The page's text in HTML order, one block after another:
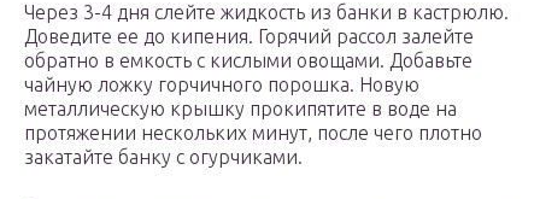
Через 3-4 дня слейте жидкость из банки в кастрюлю.
Доведите ее до кипения. Горячий рассол залейте
обратно в емкость с кислыми овощами. Добавьте
чайную ложку горчичного порошка. Новую
металлическую крышку прокипятите в воде на
протяжении нескольких минут, после чего плотно
закатайте банку с огурчиками.